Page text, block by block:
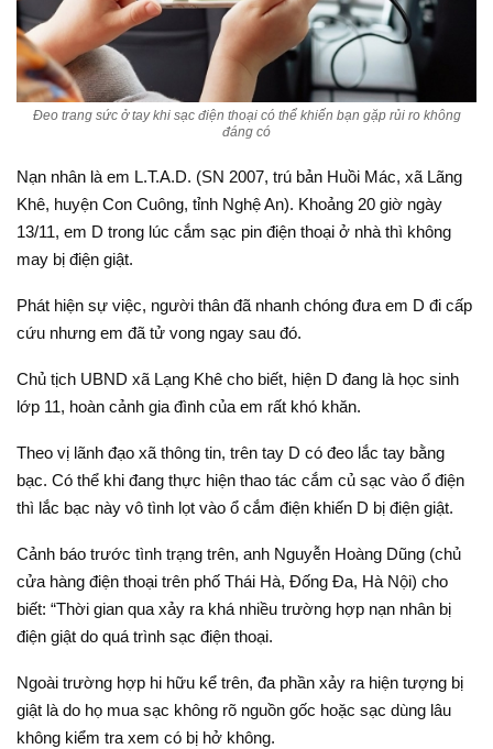
Đeo trang sức ở tay khi sạc điện thoại có thể khiến bạn gặp rủi ro không
đáng có
Nạn nhân là em L.T.A.D. (SN 2007, trú bản Huồi Mác, xã Lãng
Khê, huyện Con Cuông, tỉnh Nghệ An). Khoảng 20 giờ ngày
13/11, em D trong lúc cắm sạc pin điện thoại ở nhà thì không
may bị điện giật.
Phát hiện sự việc, người thân đã nhanh chóng đưa em D đi cấp
cứu nhưng em đã tử vong ngay sau đó.
Chủ tịch UBND xã Lạng Khê cho biết, hiện D đang là học sinh
lớp 11, hoàn cảnh gia đình của em rất khó khăn.
Theo vị lãnh đạo xã thông tin, trên tay D có đeo lắc tay bằng
bạc. Có thể khi đang thực hiện thao tác cắm củ sạc vào ổ điện
thì lắc bạc này vô tình lọt vào ổ cắm điện khiến D bị điện giật.
Cảnh báo trước tình trạng trên, anh Nguyễn Hoàng Dũng (chủ
cửa hàng điện thoại trên phố Thái Hà, Đống Đa, Hà Nội) cho
biết: “Thời gian qua xảy ra khá nhiều trường hợp nạn nhân bị
điện giật do quá trình sạc điện thoại.
Ngoài trường hợp hi hữu kể trên, đa phần xảy ra hiện tượng bị
giật là do họ mua sạc không rõ nguồn gốc hoặc sạc dùng lâu
không kiểm tra xem có bị hở không.